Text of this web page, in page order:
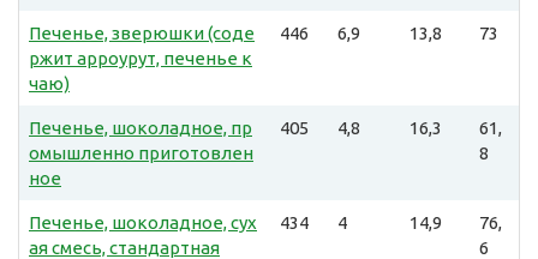
Печенье, зверюшки (соде
ржит арроурут, печенье к
чаю)
446 6,9 13,8 73
Печенье, шоколадное, пр
омышленно приготовлен
ное
405 4,8 16,3
61,
8
Печенье, шоколадное, сух
ая смесь, стандартная
434 4 14,9
76,
6